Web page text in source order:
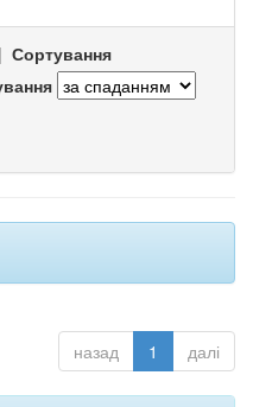
| Сортування
назад 1 далі